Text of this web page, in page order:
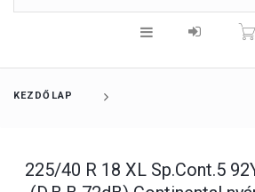
KEZDŐLAP
225/40 R 18 XL Sp.Cont.5